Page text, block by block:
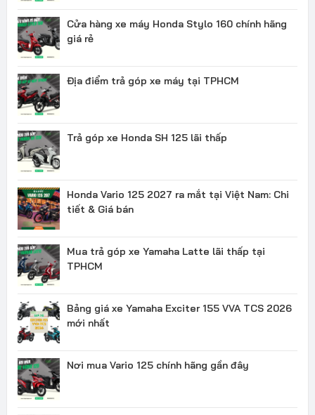
Cửa hàng xe máy Honda Stylo 160 chính hãng
giá rẻ
Địa điểm trả góp xe máy tại TPHCM
Trả góp xe Honda SH 125 lãi thấp
Honda Vario 125 2027 ra mắt tại Việt Nam: Chi
tiết & Giá bán
Mua trả góp xe Yamaha Latte lãi thấp tại
TPHCM
Bảng giá xe Yamaha Exciter 155 VVA TCS 2026
mới nhất
Nơi mua Vario 125 chính hãng gần đây